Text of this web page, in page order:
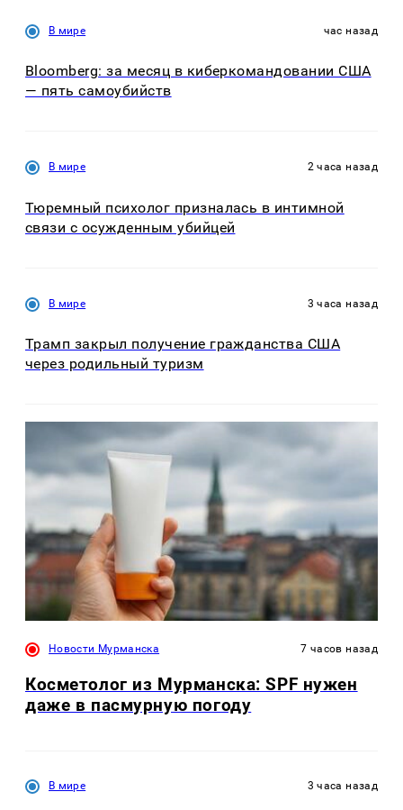
В мире час назад
Bloomberg: за месяц в киберкомандовании США
— пять самоубийств
В мире 2 часа назад
Тюремный психолог призналась в интимной
связи с осужденным убийцей
В мире 3 часа назад
Трамп закрыл получение гражданства США
через родильный туризм
Новости Мурманска 7 часов назад
Косметолог из Мурманска: SPF нужен
даже в пасмурную погоду
В мире 3 часа назад